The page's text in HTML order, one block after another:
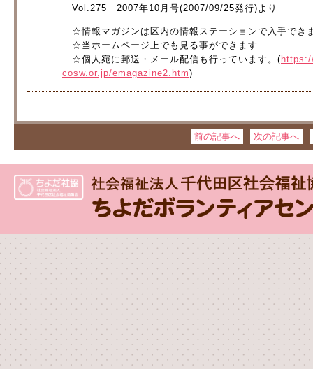
Vol.275 2007年10月号(2007/09/25発行)より
☆情報マガジンは区内の情報ステーションで入手でき
☆当ホームページ上でも見る事ができます
☆個人宛に郵送・メール配信も行っています。(
cosw.or.jp/emagazine2.htm)
前の記事へ 次の記事へ